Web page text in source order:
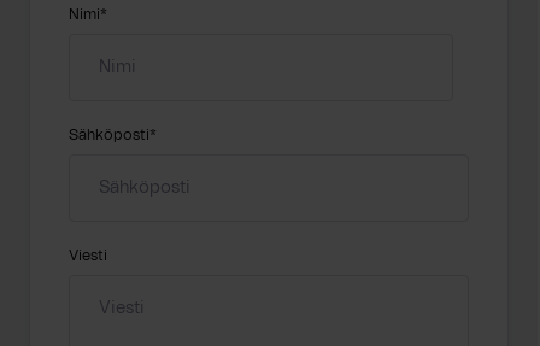
Nimi*
Sähköposti*
Viesti